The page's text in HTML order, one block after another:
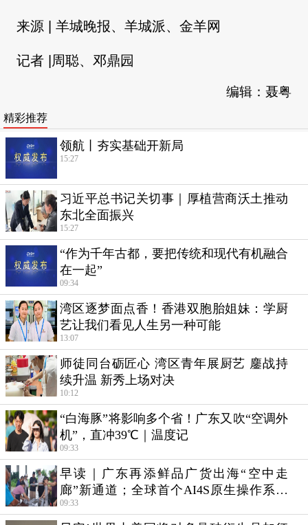
来源 | 羊城晚报、羊城派、金羊网
记者 |周聪、邓鼎园
编辑：聂粤
精彩推荐